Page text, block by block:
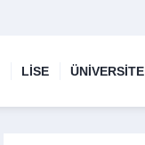
LİSE ÜNİVERSİTE